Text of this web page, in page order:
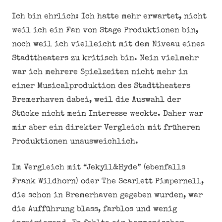
Ich bin ehrlich: Ich hatte mehr erwartet, nicht
weil ich ein Fan von Stage Produktionen bin,
noch weil ich vielleicht mit dem Niveau eines
Stadttheaters zu kritisch bin. Nein vielmehr
war ich mehrere Spielzeiten nicht mehr in
einer Musicalproduktion des Stadttheaters
Bremerhaven dabei, weil die Auswahl der
Stücke nicht mein Interesse weckte. Daher war
mir aber ein direkter Vergleich mit früheren
Produktionen unausweichlich.
Im Vergleich mit “Jekyll&Hyde” (ebenfalls
Frank Wildhorn) oder The Scarlett Pimpernell,
die schon in Bremerhaven gegeben wurden, war
die Aufführung blass, farblos und wenig